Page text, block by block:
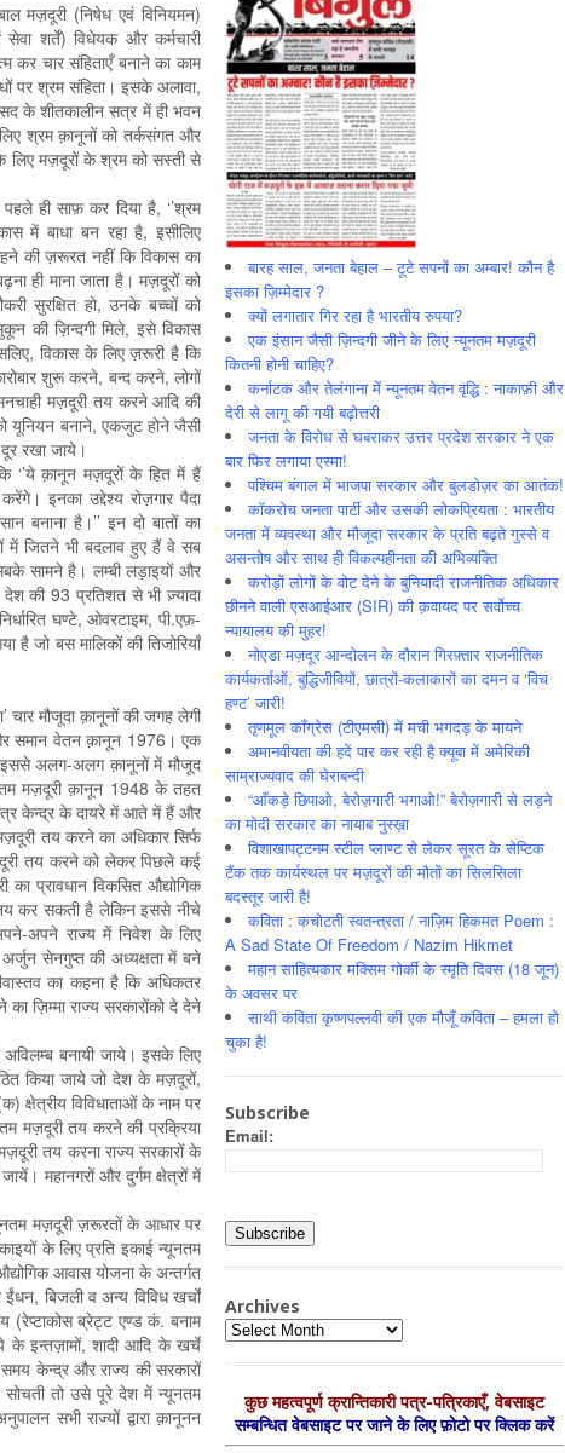
मज़दूरी (निषेध एवं विनियमन)
शर्तें) विधेयक और कर्मचारी
कर चार संहिताएँ बनाने का काम
पर श्रम संहिता। इसके अलावा,
के शीतकालीन सत्र में ही भवन
श्रम क़ानूनों को तर्कसंगत और
लिए मज़दूरों के श्रम को सस्ती से
ही साफ़ कर दिया है, ‘’श्रम
में बाधा बन रहा है, इसीलिए
की ज़रूरत नहीं कि विकास का
ही माना जाता है। मज़दूरों को
सुरक्षित हो, उनके बच्चों को
की ज़िन्दगी मिले, इसे विकास
विकास के लिए ज़रूरी है कि
शुरू करने, बन्द करने, लोगों
मज़दूरी तय करने आदि की
यूनियन बनाने, एकजुट होने जैसी
दूर रखा जाये।
‘’ये क़ानून मज़दूरों के हित में हैं
इनका उद्देश्य रोज़गार पैदा
बनाना है।’’ इन दो बातों का
जितने भी बदलाव हुए हैं वे सब
सामने है। लम्बी लड़ाइयों और
की 93 प्रतिशत से भी ज़्यादा
घण्टे, ओवरटाइम, पी.एफ़-
जो बस मालिकों की तिजोरियाँ
चार मौजूदा क़ानूनों की जगह लेगी
समान वेतन क़ानून 1976। एक
इससे अलग-अलग क़ानूनों में मौजूद
मज़दूरी क़ानून 1948 के तहत
केन्द्र के दायरे में आते में हैं और
तय करने का अधिकार सिर्फ
तय करने को लेकर पिछले कई
का प्रावधान विकसित औद्योगिक
कर सकती है लेकिन इससे नीचे
अपने राज्य में निवेश के लिए
सेनगुप्त की अध्यक्षता में बने
का कहना है कि अधिकतर
ज़िम्मा राज्य सरकारोंको दे देने
बनायी जाये। इसके लिए
किया जाये जो देश के मज़दूरों,
क्षेत्रीय विविधाताओं के नाम पर
मज़दूरी तय करने की प्रक्रिया
तय करना राज्य सरकारों के
महानगरों और दुर्गम क्षेत्रों में
मज़दूरी ज़रूरतों के आधार पर
के लिए प्रति इकाई न्यूनतम
आवास योजना के अन्तर्गत
बिजली व अन्य विविध खर्चों
(रेप्टाकोस ब्रेट्ट एण्ड कं. बनाम
के इन्तज़ामों, शादी आदि के खर्चे
केन्द्र और राज्य की सरकारों
सोचती तो उसे पूरे देश में न्यूनतम
सभी राज्यों द्वारा क़ानूनन
बारह साल, जनता बेहाल – टूटे सपनों का अम्बार! कौन है
इसका ज़िम्मेदार ?
क्यों लगातार गिर रहा है भारतीय रुपया?
एक इंसान जैसी ज़िन्दगी जीने के लिए न्यूनतम मज़दूरी
कितनी होनी चाहिए?
कर्नाटक और तेलंगाना में न्यूनतम वेतन वृद्धि : नाकाफ़ी और
देरी से लागू की गयी बढ़ोत्तरी
जनता के विरोध से घबराकर उत्तर प्रदेश सरकार ने एक
बार फिर लगाया एस्मा!
पश्चिम बंगाल में भाजपा सरकार और बुलडोज़र का आतंक!
कॉकरोच जनता पार्टी और उसकी लोकप्रियता : भारतीय
जनता में व्‍यवस्‍था और मौजूदा सरकार के प्रति बढ़ते गुस्‍से व
असन्‍तोष और साथ ही विकल्‍पहीनता की अभिव्‍यक्ति
करोड़ों लोगों के वोट देने के बुनियादी राजनीतिक अधिकार
छीनने वाली एसआईआर (SIR) की क़वायद पर सर्वोच्च
न्यायालय की मुहर!
नोएडा मज़दूर आन्दोलन के दौरान गिरफ़्तार राजनीतिक
कार्यकर्ताओं, बुद्धिजीवियों, छात्रों-कलाकारों का दमन व ‘विच
हण्ट’ जारी!
तृणमूल काँग्रेस (टीएमसी) में मची भगदड़ के मायने
अमानवीयता की हदें पार कर रही है क्यूबा में अमेरिकी
साम्राज्यवाद की घेराबन्दी
“आँकड़े छिपाओ, बेरोज़गारी भगाओ!” बेरोज़गारी से लड़ने
का मोदी सरकार का नायाब नुस्ख़ा
विशाखापट्टनम स्टील प्लाण्ट से लेकर सूरत के सेप्टिक
टैंक तक कार्यस्थल पर मज़दूरों की मौतों का सिलसिला
बदस्तूर जारी है!
कविता : कचोटती स्वतन्त्रता / नाज़िम हिकमत Poem :
A Sad State Of Freedom / Nazim Hikmet
महान साहित्यकार मक्सिम गोर्की के स्मृति दिवस (18 जून)
के अवसर पर
साथी कविता कृष्णपल्लवी की एक मौजूँ कविता – हमला हो
चुका है!
Subscribe
Email:
Archives
Archives
कुछ महत्‍वपूर्ण क्रान्तिकारी पत्र-पत्रिकाएँ, वेबसाइट
सम्‍बन्धित वेबसाइट पर जाने के लिए फ़ोटो पर क्लिक करें